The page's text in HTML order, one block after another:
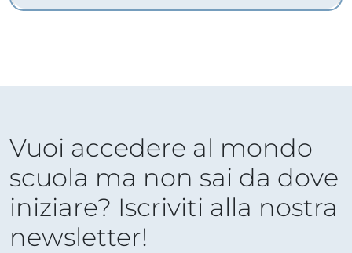
Vuoi accedere al mondo
scuola ma non sai da dove
iniziare? Iscriviti alla nostra
newsletter!